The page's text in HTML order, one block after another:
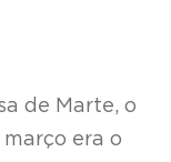
de Marte, o
era o